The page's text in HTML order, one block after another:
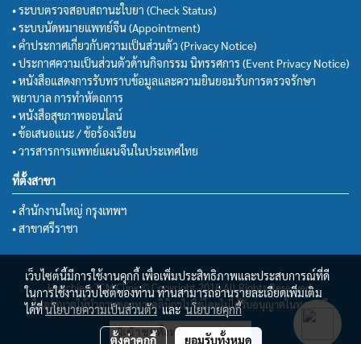
• ระบบตรวจสอบสถานะใบยา (Check Status)
• ระบบนัดหมายแพทย์จีน (Appointment)
• คำประกาศเกี่ยวกับความเป็นส่วนตัว (Privacy Notice)
• ประกาศความเป็นส่วนตัวด้านกิจกรรม นิทรรศการ (Event Privacy Notice)
• หนังสือแสดงการรับทราบข้อมูลและความยินยอมรับการตรวจรักษา
พยาบาล การทำหัตถการ
• หนังสือสุขภาพออนไลน์
• ข้อเสนอแนะ / ข้อร้องเรียน
• วารสารการแพทย์แผนจีนในประเทศไทย
ที่ตั้งสาขา
• สำนักงานใหญ่ กรุงเทพฯ
• สาขาศรีราชา
Huachiew TCM Clinic© Copyright 2018 All Rights Reserved.
ไม่อนุญาตให้นำภาพของทางคลินิกฯไปใช้โดยไม่ได้รับอนุญาตในทุกกรณี
ผู้เข้าชมทั้งหมด
เว็บไซต์นี้มีการใช้งานคุกกี้ เพื่อเพิ่มประสิทธิภาพและประสบการณ์ที่ดี
ในการใช้งานเว็บไซต์ของท่าน ท่านสามารถอ่านรายละเอียดเพิ่มเติม
ได้ที่นโยบายความเป็นส่วนตัวและนโยบายคุกกี้
ตั้งค่าคุกกี้ ยอมรับทั้งหมด